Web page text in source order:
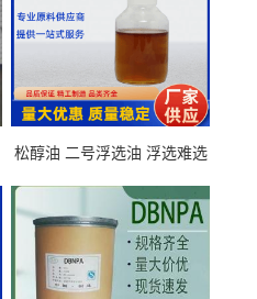
松醇油 二号浮选油 浮选难选